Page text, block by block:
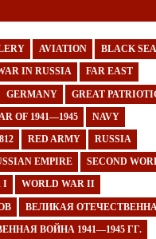
AVIATION BLACK
IN RUSSIA FAR EAST
GERMANY GREAT
OF 1941—1945 NAVY
RED ARMY RUSSIA
EMPIRE SECOND
I WORLD WAR II
ВЕЛИКАЯ
ВОЙНА 1941—1945 ГГ.